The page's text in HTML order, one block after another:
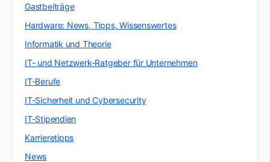
Gastbeiträge
Hardware: News, Tipps, Wissenswertes
Informatik und Theorie
IT- und Netzwerk-Ratgeber für Unternehmen
IT-Berufe
IT-Sicherheit und Cybersecurity
IT-Stipendien
Karrieretipps
News